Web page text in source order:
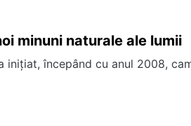
minuni naturale ale lumii
începând cu anul 2008,